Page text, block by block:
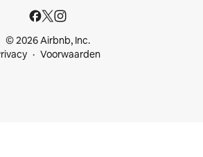
© 2026 Airbnb, Inc.
Voorwaarden